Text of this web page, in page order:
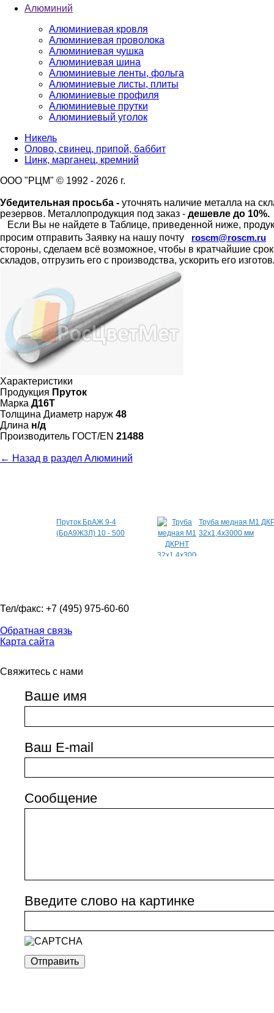
Алюминий
Алюминиевая кровля
Алюминиевая проволока
Алюминиевая чушка
Алюминиевая шина
Алюминиевые ленты, фольга
Алюминиевые листы, плиты
Алюминиевые профиля
Алюминиевые прутки
Алюминиевый уголок
Никель
Олово, свинец, припой, баббит
Цинк, марганец, кремний
ООО "РЦМ" © 1992 - 2026 г.
Убедительная просьба - уточнять наличие металла на
резервов. Металлопродукция под заказ - дешевле до 10%.
Если Вы не найдете в Таблице, приведенной ниже,
просим отправить Заявку на нашу почту
roscm@roscm.ru
стороны, сделаем всё возможное, чтобы в кратчайшие
складов, отгрузить его с производства, ускорить его
Характеристики
Продукция Пруток
Марка Д16Т
Толщина Диаметр наруж 48
Длина н/д
Произво­дитель ГОСТ/EN 21488
← Назад в раздел Алюминий
Пруток БрАЖ 9-4
(БрА9Ж3Л) 10 - 500
Труба медная М1
32х1,4х3000 мм
Тел/факс: +7 (495) 975-60-60
Обратная связь
Карта сайта
Свяжитесь с нами
Ваше имя
Ваш E-mail
Сообщение
Введите слово на картинке